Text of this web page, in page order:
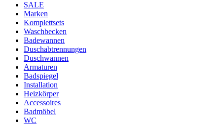
SALE
Marken
Komplettsets
Waschbecken
Badewannen
Duschabtrennungen
Duschwannen
Armaturen
Badspiegel
Installation
Heizkörper
Accessoires
Badmöbel
WC